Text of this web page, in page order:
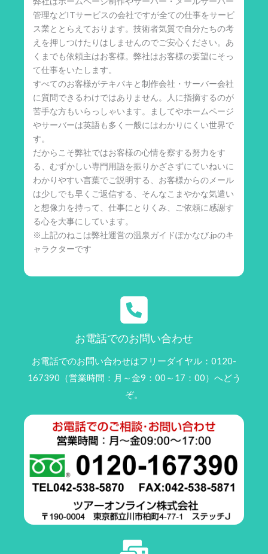
管理などITサービスの会社ですが全ての仕事をサービ
ス業ととらえております。技術者気質で自分たちの考
えを押しつけたりはしませんのでご安心ください。あ
くまでも依頼主はお客様。弊社はお客様の要望にそっ
て仕事をいたします。
すべてのお客様がテキパキと制作会社・サーバー会社
に質問できるわけではありません。人に指摘するのが
苦手な方もいらっしゃいます。ましてやホームページ
やサーバーは英語も多く一般にはわかりにくい世界で
す。
だからこそ弊社ではお客様の心情を察する努力をす
る、むずかしい専門用語を振りかざさずにていねいに
わかりやすい言葉でご説明する、お客様からのメール
は少しでも早くご返信する、そんなこまやかな気遣い
と想像力を持って、仕事にとりくみ、ご依頼に感謝す
る心を大事にしています。
※上記のねこは弊社運営の温泉ガイドぽかなび.jpのキ
ャラクターです
お電話でのお問い合わせ
お電話でのお問い合わせはフリーダイヤル：0120-
167390（営業時間：月～金9：00～17：00）へどう
ぞ。